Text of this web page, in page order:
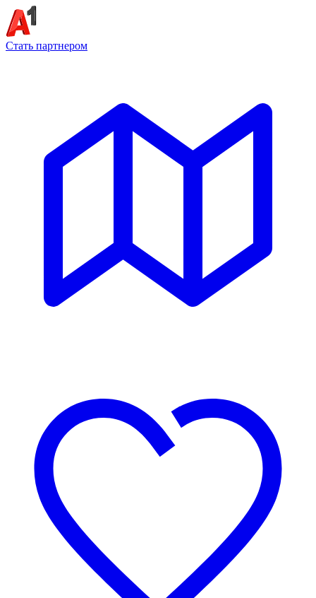
Стать партнером